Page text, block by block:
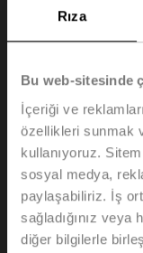
Rıza
Bu web-sitesinde
İçeriği ve
özellikleri sunmak
kullanıyoruz.
sosyal medya,
paylaşabiliriz. İş
sağladığınız veya
diğer bilgilerle
Rotary motor, 1
kontrol, 22 s,
100'lı paket